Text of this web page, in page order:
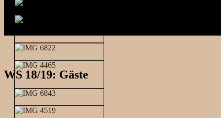
WS 18/19: Gäste